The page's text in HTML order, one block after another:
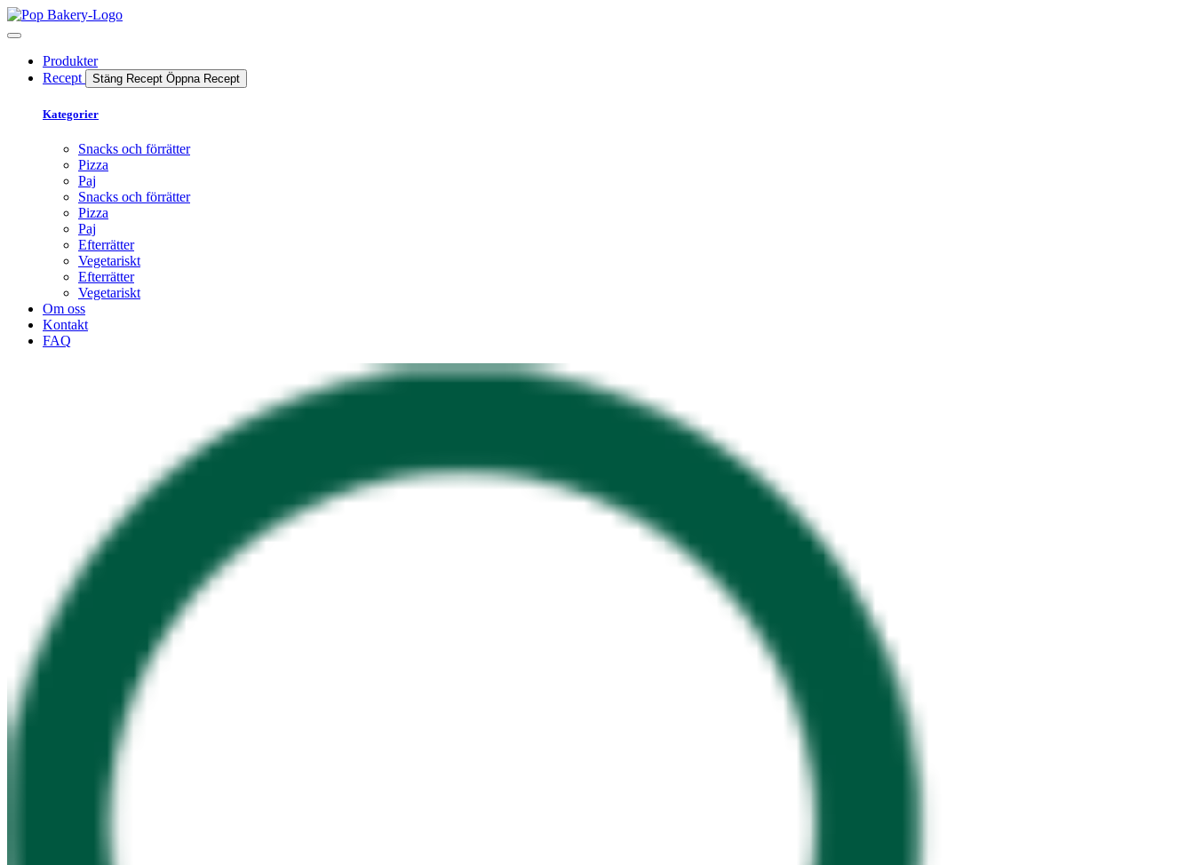
Produkter
Recept
Stäng Recept Öppna Recept
Kategorier
Snacks och förrätter
Pizza
Paj
Snacks och förrätter
Pizza
Paj
Efterrätter
Vegetariskt
Efterrätter
Vegetariskt
Om oss
Kontakt
FAQ